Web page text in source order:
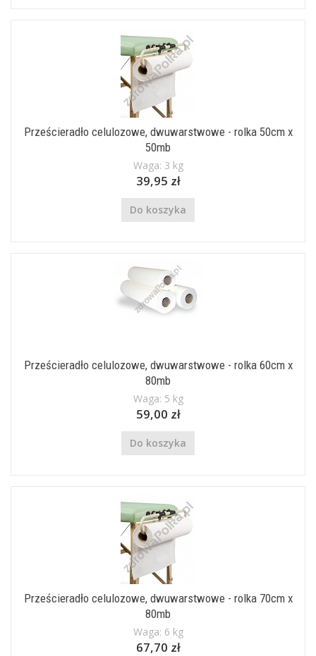
Prześcieradło celulozowe, dwuwarstwowe - rolka 50cm x
50mb
Waga: 3 kg
39,95 zł
Do koszyka
Prześcieradło celulozowe, dwuwarstwowe - rolka 60cm x
80mb
Waga: 5 kg
59,00 zł
Do koszyka
Prześcieradło celulozowe, dwuwarstwowe - rolka 70cm x
80mb
Waga: 6 kg
67,70 zł